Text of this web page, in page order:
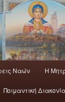
Ναών H
Ποιμαντική